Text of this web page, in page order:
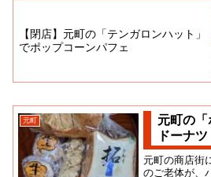
【閉店】元町の「テンガロンハット」
でポップコーンパフェ
元町
元町の
ドーナツ
元町の商店街
のご老体が、